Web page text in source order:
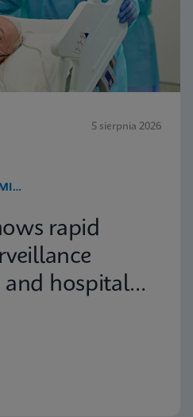
5 sierpnia 2026
rapid
and hospital